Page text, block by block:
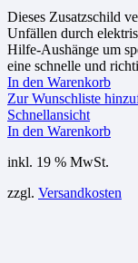
Dieses Zusatzschild
Unfällen durch
Hilfe-Aushänge um
eine schnelle und
In den Warenkorb
Zur Wunschliste
Schnellansicht
In den Warenkorb
inkl. 19 % MwSt.
zzgl. Versandkosten